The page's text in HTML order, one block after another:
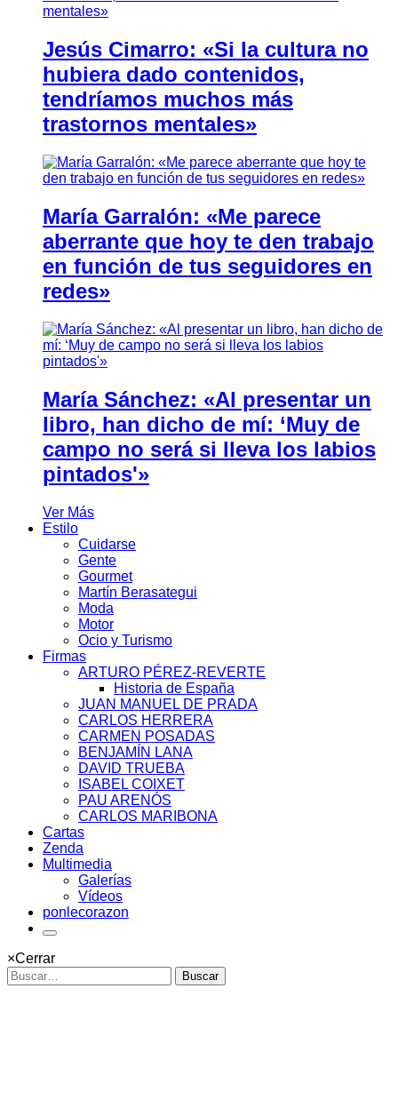
Jesús Cimarro: «Si la cultura no
hubiera dado contenidos,
tendríamos muchos más
trastornos mentales»
María Garralón: «Me parece
aberrante que hoy te den trabajo
en función de tus seguidores en
redes»
María Sánchez: «Al presentar un
libro, han dicho de mí: ‘Muy de
campo no será si lleva los labios
pintados'»
Ver Más
Estilo
Cuidarse
Gente
Gourmet
Martín Berasategui
Moda
Motor
Ocio y Turismo
Firmas
ARTURO PÉREZ-REVERTE
Historia de España
JUAN MANUEL DE PRADA
CARLOS HERRERA
CARMEN POSADAS
BENJAMÍN LANA
DAVID TRUEBA
ISABEL COIXET
PAU ARENÓS
CARLOS MARIBONA
Cartas
Zenda
Multimedia
Galerías
Vídeos
ponlecorazon
×Cerrar
Buscar